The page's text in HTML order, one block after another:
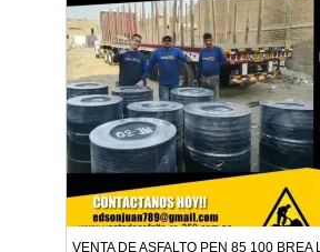
VENTA DE ASFALTO PEN 85 100 BREA